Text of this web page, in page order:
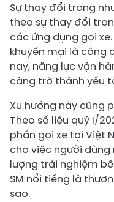
Sự thay đổi trong
theo sự thay đổi
các ứng dụng gọi
khuyến mại là công
nay, năng lực vận
càng trở thành yếu
Xu hướng này cũng
Theo số liệu quý I/
phần gọi xe tại Việt
cho việc người
lượng trải nghiệm
SM nổi tiếng là
sao.